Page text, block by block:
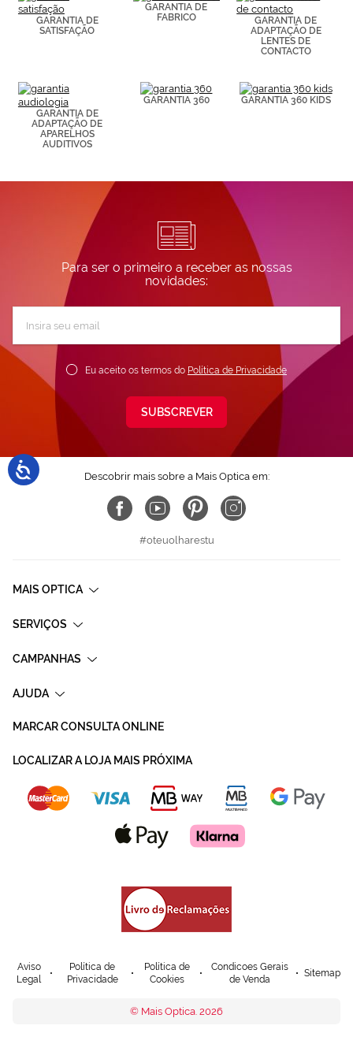
de páginas
visitadas).
Puedes
Política de
Cookies.
GARANTIA DE
SATISFAÇÃO
GARANTIA DE
FABRICO
GARANTIA DE
ADAPTAÇÃO DE
LENTES DE
CONTACTO
GARANTIA DE
ADAPTAÇÃO DE
APARELHOS
AUDITIVOS
GARANTIA 360 GARANTIA 360 KIDS
Para ser o primeiro a receber as nossas
novidades:
Newsletter:
Eu aceito os termos do Política de Privacidade
SUBSCREVER
Descobrir mais sobre a Mais Optica em:
#oteuolharestu
MAIS OPTICA
SERVIÇOS
CAMPANHAS
AJUDA
MARCAR CONSULTA ONLINE
LOCALIZAR A LOJA MAIS PRÓXIMA
Aviso
Legal
Política de
Privacidade
Política de
Cookies
Condicoes Gerais
de Venda
Sitemap
© Mais Optica. 2026